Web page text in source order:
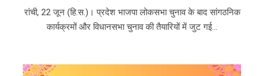
रांची, 22 जून (हि.स.)। प्रदेश भाजपा लोकसभा चुनाव के बाद सांगठनिक
कार्यक्रमों और विधानसभा चुनाव की तैयारियों में जुट गई...